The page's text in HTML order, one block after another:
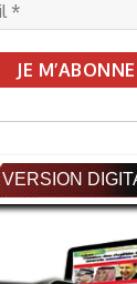
VERSION